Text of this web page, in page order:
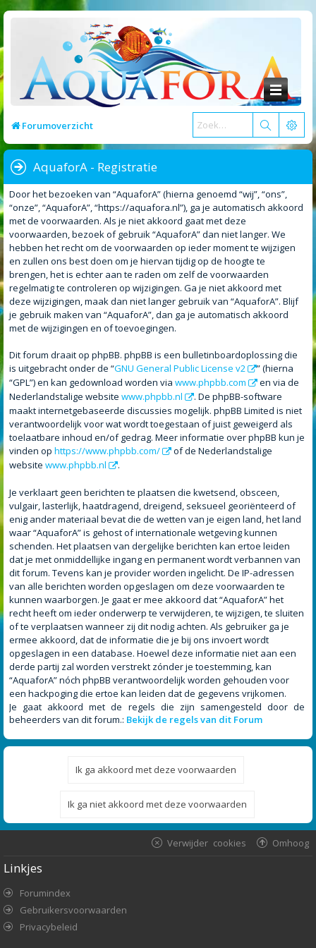
Forumoverzicht
AquaforA - Registratie
Door het bezoeken van “AquaforA” (hierna genoemd “wij”, “ons”,
“onze”, “AquaforA”, “https://aquafora.nl”), ga je automatisch akkoord
met de voorwaarden. Als je niet akkoord gaat met deze
voorwaarden, bezoek of gebruik “AquaforA” dan niet langer. We
hebben het recht om de voorwaarden op ieder moment te wijzigen
en zullen ons best doen om je hiervan tijdig op de hoogte te
brengen, het is echter aan te raden om zelf de voorwaarden
regelmatig te controleren op wijzigingen. Ga je niet akkoord met
deze wijzigingen, maak dan niet langer gebruik van “AquaforA”. Blijf
je gebruik maken van “AquaforA”, dan ga je automatisch akkoord
met de wijzigingen en of toevoegingen.
Dit forum draait op phpBB. phpBB is een bulletinboardoplossing die
is uitgebracht onder de “GNU General Public License v2
” (hierna
“GPL”) en kan gedownload worden via www.phpbb.com
en via de
Nederlandstalige website www.phpbb.nl
. De phpBB-software
maakt internetgebaseerde discussies mogelijk. phpBB Limited is niet
verantwoordelijk voor wat wordt toegestaan of juist geweigerd als
toelaatbare inhoud en/of gedrag. Meer informatie over phpBB kun je
vinden op https://www.phpbb.com/
of de Nederlandstalige
website www.phpbb.nl .
Je verklaart geen berichten te plaatsen die kwetsend, obsceen,
vulgair, lasterlijk, haatdragend, dreigend, seksueel georiënteerd of
enig ander materiaal bevat die de wetten van je eigen land, het land
waar “AquaforA” is gehost of internationale wetgeving kunnen
schenden. Het plaatsen van dergelijke berichten kan ertoe leiden
dat je met onmiddellijke ingang en permanent wordt verbannen van
dit forum. Tevens kan je provider worden ingelicht. De IP-adressen
van alle berichten worden opgeslagen om deze voorwaarden te
kunnen waarborgen. Je gaat er mee akkoord dat “AquaforA” het
recht heeft om ieder onderwerp te verwijderen, te wijzigen, te sluiten
of te verplaatsen wanneer zij dit nodig achten. Als gebruiker ga je
ermee akkoord, dat de informatie die je bij ons invoert wordt
opgeslagen in een database. Hoewel deze informatie niet aan een
derde partij zal worden verstrekt zónder je toestemming, kan
“AquaforA” nóch phpBB verantwoordelijk worden gehouden voor
een hackpoging die ertoe kan leiden dat de gegevens vrijkomen.
Je gaat akkoord met de regels die zijn samengesteld door de
beheerders van dit forum.: Bekijk de regels van dit Forum
Omhoog
Verwijder cookies
Linkjes
Forumindex
Gebruikersvoorwaarden
Privacybeleid